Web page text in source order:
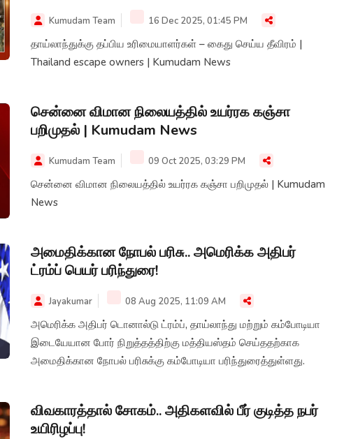
Kumudam Team 16 Dec 2025, 01:45 PM
தாய்லாந்துக்கு தப்பிய உரிமையாளர்கள் – கைது செய்ய தீவிரம் |
Thailand escape owners | Kumudam News
சென்னை விமான நிலையத்தில் உயர்ரக கஞ்சா
பறிமுதல் | Kumudam News
Kumudam Team 09 Oct 2025, 03:29 PM
சென்னை விமான நிலையத்தில் உயர்ரக கஞ்சா பறிமுதல் | Kumudam
News
அமைதிக்கான நோபல் பரிசு.. அமெரிக்க அதிபர்
ட்ரம்ப் பெயர் பரிந்துரை!
Jayakumar 08 Aug 2025, 11:09 AM
அமெரிக்க அதிபர் டொனால்டு ட்ரம்ப், தாய்லாந்து மற்றும் கம்போடியா
இடையேயான போர் நிறுத்தத்திற்கு மத்தியஸ்தம் செய்ததற்காக
அமைதிக்கான நோபல் பரிசுக்கு கம்போடியா பரிந்துரைத்துள்ளது.
விவகாரத்தால் சோகம்.. அதிகளவில் பீர் குடித்த நபர்
உயிரிழப்பு!